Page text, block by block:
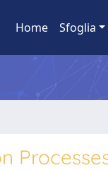
Home Sfoglia